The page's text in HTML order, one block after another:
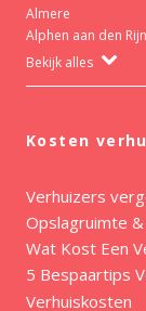
Almere
Alphen aan den Rijn
Bekijk alles
Kosten
Verhuizers
Opslagruimte
Wat Kost Een
5 Bespaartips
Verhuiskosten